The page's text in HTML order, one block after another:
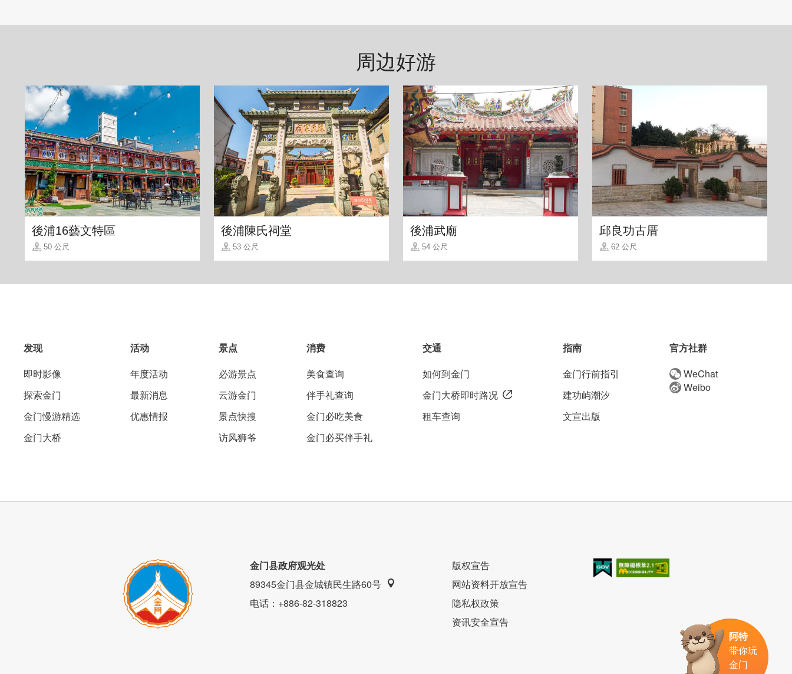
阳光洒落的舒适内用区，有木质桌椅及绿植点缀，坐在店内还能听到活泼的老板夫妻俩说说笑
後门可通往近年最夯的「後浦16艺文特区」走出去刚好是古厝後巷，像是小天地般的空间不仅能
周边好游
後浦16藝文特區
50 公尺
後浦陳氏祠堂
53 公尺
後浦武廟
54 公尺
邱良功古厝
62 公尺
阿特
带你玩
金门
发现
即时影像
探索金门
金门慢游精选
金门大桥
活动
年度活动
最新消息
优惠情报
景点
必游景点
云游金门
景点快搜
访风狮爷
消费
美食查询
伴手礼查询
金门必吃美食
金门必买伴手礼
交通
如何到金门
金门大桥即时路况
租车查询
指南
金门行前指引
建功屿潮汐
文宣出版
官方社群
WeChat
Weibo
金门县政府观光处
89345金门县金城镇民生路60号
电话：+886-82-318823
版权宣告
网站资料开放宣告
隐私权政策
资讯安全宣告